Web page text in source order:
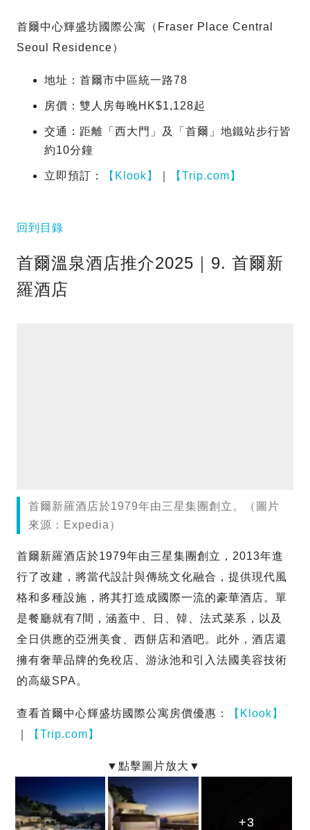
首爾中心輝盛坊國際公寓（Fraser Place Central
Seoul Residence）
地址：首爾市中區統一路78
房價：雙人房每晚HK$1,128起
交通：距離「西大門」及「首爾」地鐵站步行皆
約10分鐘
立即預訂： 【Klook】 【Trip.com】
回到目錄
首爾溫泉酒店推介2025｜9. 首爾新
羅酒店
首爾新羅酒店於1979年由三星集團創立。（圖片
來源：Expedia）
首爾新羅酒店於1979年由三星集團創立，2013年進
行了改建，將當代設計與傳統文化融合，提供現代風
格和多種設施，將其打造成國際一流的豪華酒店。單
是餐廳就有7間，涵蓋中、日、韓、法式菜系，以及
全日供應的亞洲美食、西餅店和酒吧。此外，酒店還
擁有奢華品牌的免稅店、游泳池和引入法國美容技術
的高級SPA。
查看首爾中心輝盛坊國際公寓房價優惠：
【Klook】
【Trip.com】
+3
+3
+3